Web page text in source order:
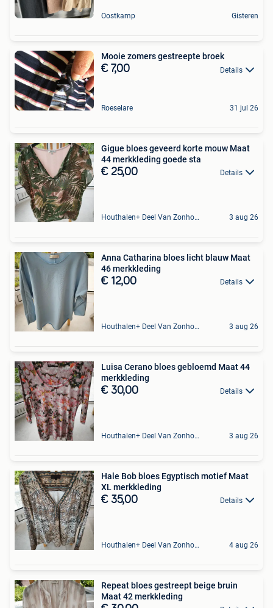
Oostkamp Gisteren
Mooie zomers gestreepte broek
€ 7,00 Details
Roeselare 31 jul 26
Gigue bloes geveerd korte mouw Maat
44 merkkleding goede sta
€ 25,00 Details
Houthalen+ Deel Van Zonhoven En Zolder 3 aug 26
Anna Catharina bloes licht blauw Maat
46 merkkleding
€ 12,00 Details
Houthalen+ Deel Van Zonhoven En Zolder 3 aug 26
Luisa Cerano bloes gebloemd Maat 44
merkkleding
€ 30,00 Details
Houthalen+ Deel Van Zonhoven En Zolder 3 aug 26
Hale Bob bloes Egyptisch motief Maat
XL merkkleding
€ 35,00 Details
Houthalen+ Deel Van Zonhoven En Zolder 4 aug 26
Repeat bloes gestreept beige bruin
Maat 42 merkkleding